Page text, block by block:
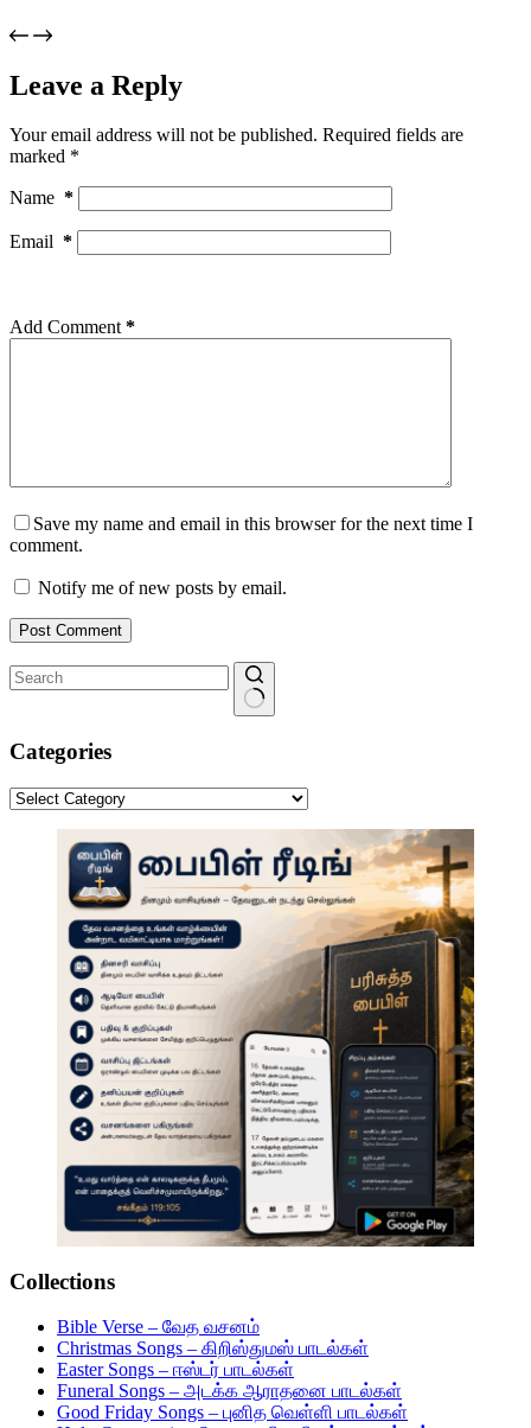
Leave a Reply
Your email address will not be published. Required fields are
marked *
Name *
Email *
Add Comment*
Save my name and email in this browser for the next time I
comment.
Notify me of new posts by email.
Post Comment
results
Categories
Categories
Collections
Bible Verse – வேத வசனம்
Christmas Songs – கிறிஸ்துமஸ் பாடல்கள்
Easter Songs – ஈஸ்டர் பாடல்கள்
Funeral Songs – அடக்க ஆராதனை பாடல்கள்
Good Friday Songs – புனித வெள்ளி பாடல்கள்